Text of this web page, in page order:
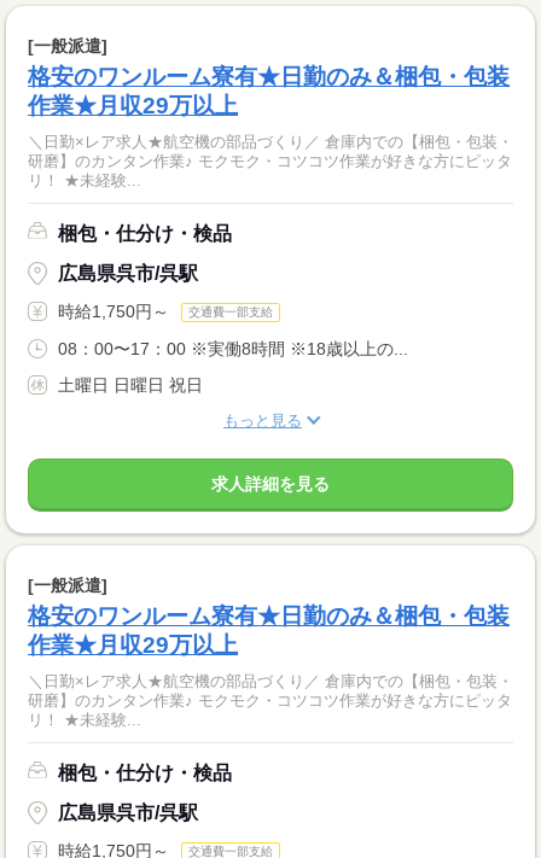
[一般派遣]
格安のワンルーム寮有★日勤のみ＆梱包・包装
作業★月収29万以上
＼日勤×レア求人★航空機の部品づくり／ 倉庫内での【梱包・包装・
研磨】のカンタン作業♪ モクモク・コツコツ作業が好きな方にピッタ
リ！ ★未経験...
梱包・仕分け・検品
広島県呉市/呉駅
時給1,750円～ 交通費一部支給
08：00〜17：00 ※実働8時間 ※18歳以上の...
土曜日 日曜日 祝日
もっと見る
求人詳細を見る
[一般派遣]
格安のワンルーム寮有★日勤のみ＆梱包・包装
作業★月収29万以上
＼日勤×レア求人★航空機の部品づくり／ 倉庫内での【梱包・包装・
研磨】のカンタン作業♪ モクモク・コツコツ作業が好きな方にピッタ
リ！ ★未経験...
梱包・仕分け・検品
広島県呉市/呉駅
時給1,750円～ 交通費一部支給